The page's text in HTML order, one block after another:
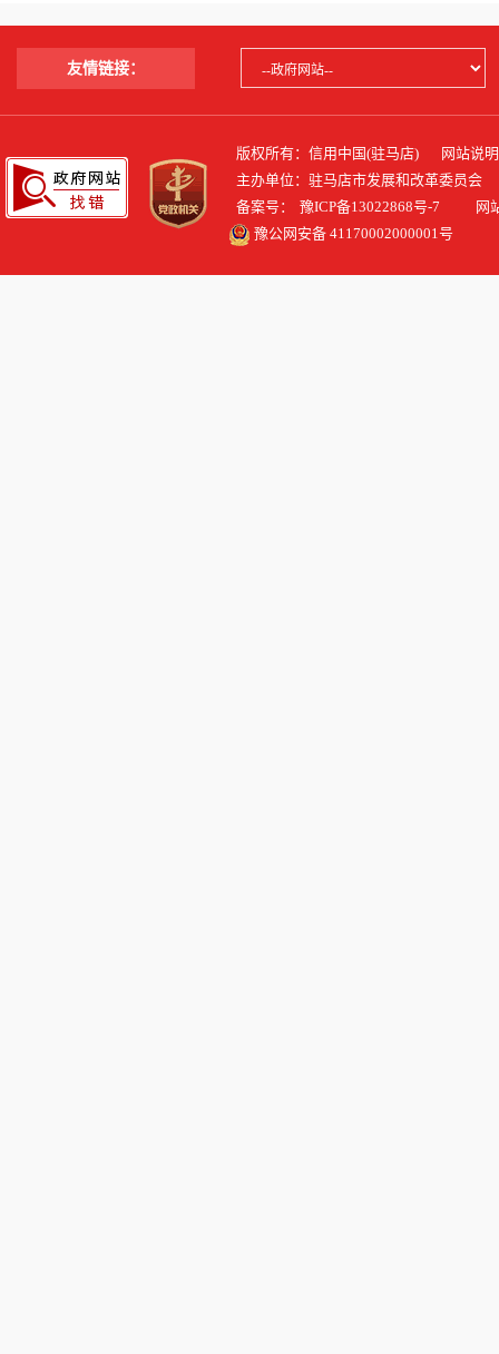
友情链接：
版权所有：信用中国(驻马店)
网站说明
主办单位：驻马店市发展和改革委员会
备案号：
豫ICP备13022868号-7
网站
豫公网安备 41170002000001号